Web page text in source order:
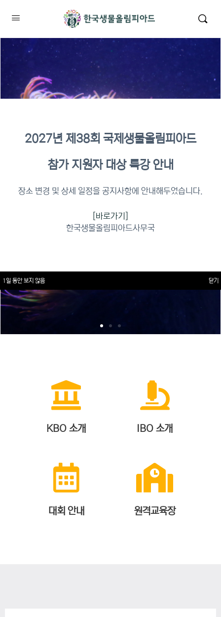
이수증명서 확인 바로가기
KBO 소개 IBO 소개
대회 안내 원격교육장
2027년 제38회 국제생물올림피아드
참가 지원자 대상 특강 안내
장소 변경 및 상세 일정을 공지사항에 안내해두었습니다.
[바로가기]
한국생물올림피아드사무국
1일 동안 보지 않음 닫기